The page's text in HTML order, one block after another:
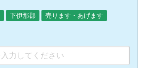
下伊那郡
売ります・あげます